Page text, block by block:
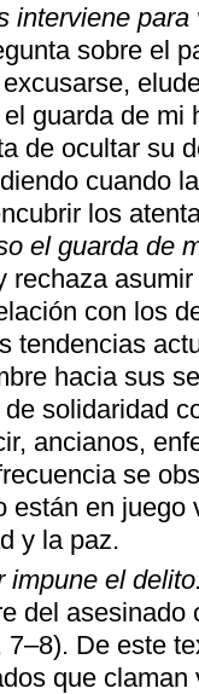
interviene
sobre el
guarda de mi
de ocultar su
cuando
los
el guarda de
rechaza
con los
tendencias
hacia sus
solidaridad
ancianos,
se
están en
y la paz.
impune el
del
De este
que